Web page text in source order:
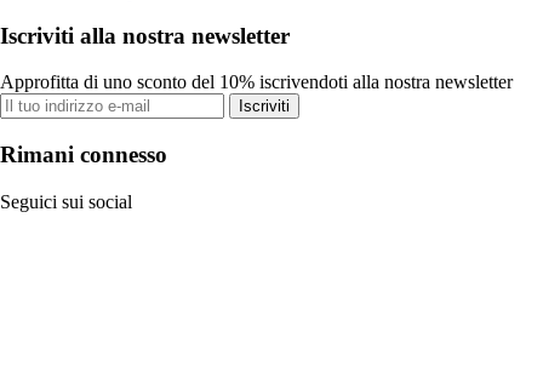
Iscriviti alla nostra newsletter
Approfitta di uno sconto del 10% iscrivendoti alla nostra newsletter
Iscriviti
Rimani connesso
Seguici sui social